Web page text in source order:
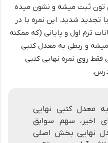
تون ثبت میشه و نشون میده
شدید. این نمره با در
ترم اول و پایانی (که ممکنه
و ربطی به معدل کتبی
فقط روی نمره نهایی کتبی
درس.
معدل کتبی نهایی
اخیر، سهم سوابق
نهایی بخش اصلی